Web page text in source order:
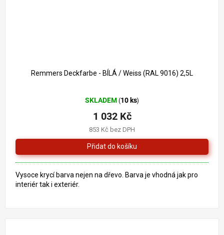
Remmers Deckfarbe - BÍLÁ / Weiss (RAL 9016) 2,5L
hodnocení
produktu
je
4,0
z
5
hvězdiček.
SKLADEM (10 ks)
853 Kč bez DPH
1 032 Kč
Vysoce krycí barva nejen na dřevo. Barva je vhodná jak pro
interiér tak i exteriér.